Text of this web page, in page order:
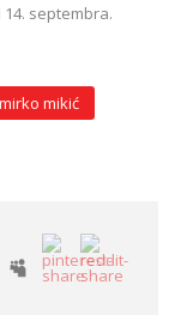
septembra.
mirko mikić